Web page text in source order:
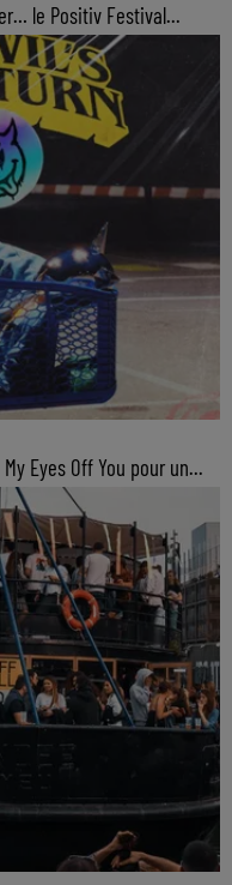
le Positiv Festival...
Eyes Off You pour un...